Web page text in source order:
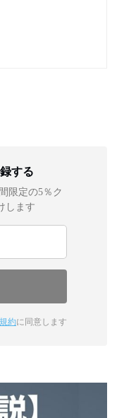
する
限定の5％ク
します
規約に同意します